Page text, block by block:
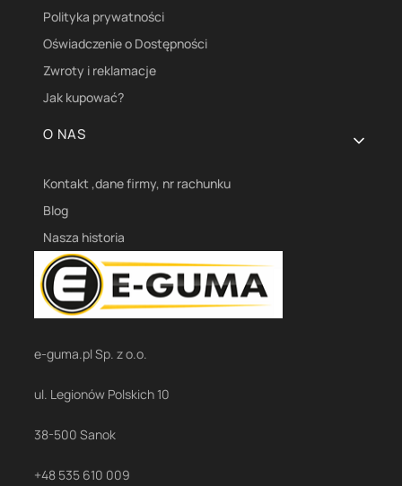
Polityka prywatności
Oświadczenie o Dostępności
Zwroty i reklamacje
Jak kupować?
O NAS
Kontakt ,dane firmy, nr rachunku
Blog
Nasza historia
e-guma.pl Sp. z o.o.
ul. Legionów Polskich 10
38-500 Sanok
+48 535 610 009